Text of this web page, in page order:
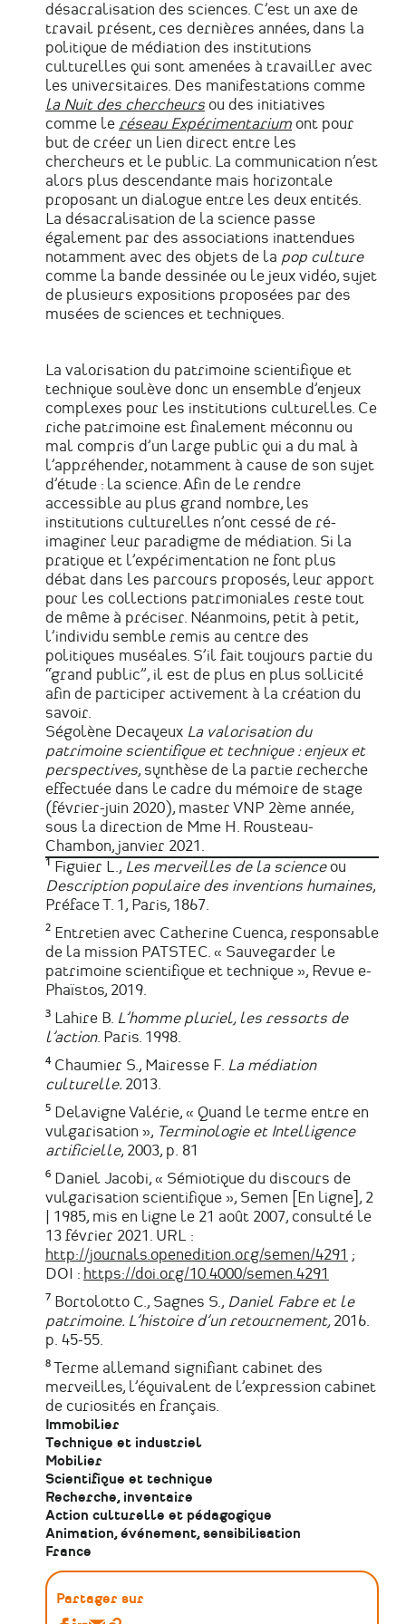
désacralisation des sciences. C’est un axe de
travail présent, ces dernières années, dans la
politique de médiation des institutions
culturelles qui sont amenées à travailler avec
les universitaires. Des manifestations comme
la Nuit des chercheurs ou des initiatives
comme le réseau Expérimentarium ont pour
but de créer un lien direct entre les
chercheurs et le public. La communication n’est
alors plus descendante mais horizontale
proposant un dialogue entre les deux entités.
La désacralisation de la science passe
également par des associations inattendues
notamment avec des objets de la pop culture
comme la bande dessinée ou le jeux vidéo, sujet
de plusieurs expositions proposées par des
musées de sciences et techniques.
La valorisation du patrimoine scientifique et
technique soulève donc un ensemble d’enjeux
complexes pour les institutions culturelles. Ce
riche patrimoine est finalement méconnu ou
mal compris d’un large public qui a du mal à
l’appréhender, notamment à cause de son sujet
d’étude : la science. Afin de le rendre
accessible au plus grand nombre, les
institutions culturelles n’ont cessé de ré-
imaginer leur paradigme de médiation. Si la
pratique et l’expérimentation ne font plus
débat dans les parcours proposés, leur apport
pour les collections patrimoniales reste tout
de même à préciser. Néanmoins, petit à petit,
l’individu semble remis au centre des
politiques muséales. S’il fait toujours partie du
“grand public”, il est de plus en plus sollicité
afin de participer activement à la création du
savoir.
Ségolène Decayeux La valorisation du
patrimoine scientifique et technique : enjeux et
perspectives, synthèse de la partie recherche
effectuée dans le cadre du mémoire de stage
(février-juin 2020), master VNP 2ème année,
sous la direction de Mme H. Rousteau-
Chambon, janvier 2021.
¹ Figuier L., Les merveilles de la scienceou
Description populaire des inventions humaines,
Préface T. 1, Paris, 1867.
² Entretien avec Catherine Cuenca, responsable
de la mission PATSTEC. « Sauvegarder le
patrimoine scientifique et technique », Revue e-
Phaïstos, 2019.
³ Lahire B. L’homme pluriel, les ressorts de
l’action. Paris. 1998.
⁴ Chaumier S., Mairesse F. La médiation
culturelle. 2013.
⁵ Delavigne Valérie, « Quand le terme entre en
vulgarisation », Terminologie et Intelligence
artificielle, 2003, p. 81
⁶ Daniel Jacobi, « Sémiotique du discours de
vulgarisation scientifique », Semen [En ligne], 2
| 1985, mis en ligne le 21 août 2007, consulté le
13 février 2021. URL :
http://journals.openedition.org/semen/4291 ;
DOI : https://doi.org/10.4000/semen.4291
⁷ Bortolotto C., Sagnes S., Daniel Fabre et le
patrimoine. L’histoire d’un retournement, 2016.
p. 45-55.
⁸ Terme allemand signifiant cabinet des
merveilles, l’équivalent de l’expression cabinet
de curiosités en français.
Immobilier
Technique et industriel
Mobilier
Scientifique et technique
Recherche, inventaire
Action culturelle et pédagogique
Animation, événement, sensibilisation
France
Partager sur